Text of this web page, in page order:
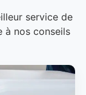
service de
à nos conseils